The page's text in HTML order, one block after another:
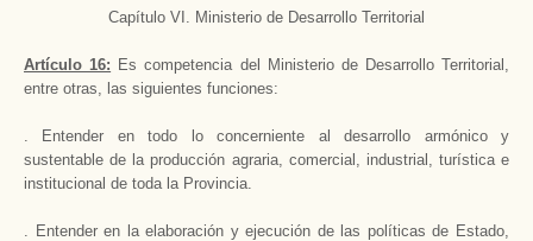
Capítulo VI. Ministerio de Desarrollo Territorial
Artículo 16: Es competencia del Ministerio de Desarrollo Territorial,
entre otras, las siguientes funciones:
. Entender en todo lo concerniente al desarrollo armónico y
sustentable de la producción agraria, comercial, industrial, turística e
institucional de toda la Provincia.
. Entender en la elaboración y ejecución de las políticas de Estado,